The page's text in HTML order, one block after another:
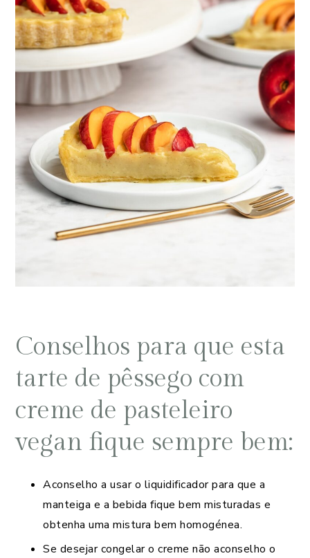
Conselhos para que esta
tarte de pêssego com
creme de pasteleiro
vegan fique sempre bem:
Aconselho a usar o liquidificador para que a
manteiga e a bebida fique bem misturadas e
obtenha uma mistura bem homogénea.
Se desejar congelar o creme não aconselho o